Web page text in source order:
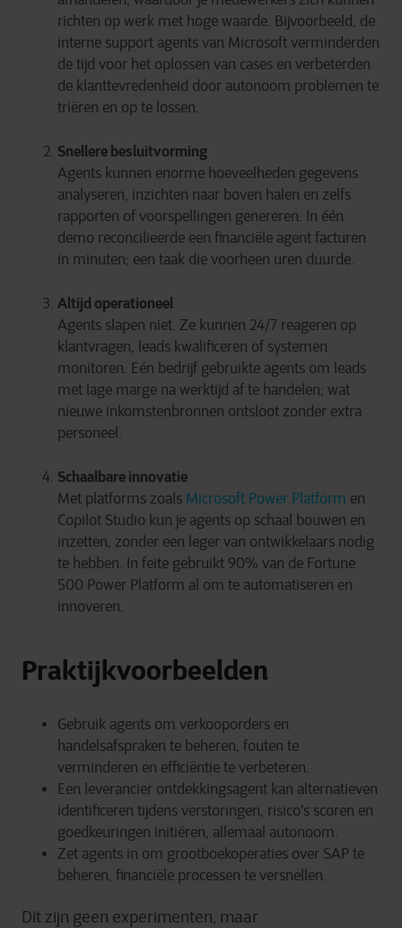
richten op werk met hoge waarde. Bijvoorbeeld, de
interne support agents van Microsoft verminderden
de tijd voor het oplossen van cases en verbeterden
de klanttevredenheid door autonoom problemen te
triëren en op te lossen.
Snellere besluitvorming
Agents kunnen enorme hoeveelheden gegevens
analyseren, inzichten naar boven halen en zelfs
rapporten of voorspellingen genereren. In één
demo reconcilieerde een financiële agent facturen
in minuten; een taak die voorheen uren duurde.
Altijd operationeel
Agents slapen niet. Ze kunnen 24/7 reageren op
klantvragen, leads kwalificeren of systemen
monitoren. Eén bedrijf gebruikte agents om leads
met lage marge na werktijd af te handelen; wat
nieuwe inkomstenbronnen ontsloot zonder extra
personeel.
Schaalbare innovatie
Met platforms zoals Microsoft Power Platform en
Copilot Studio kun je agents op schaal bouwen en
inzetten, zonder een leger van ontwikkelaars nodig
te hebben. In feite gebruikt 90% van de Fortune
500 Power Platform al om te automatiseren en
innoveren.
Praktijkvoorbeelden
Gebruik agents om verkooporders en
handelsafspraken te beheren, fouten te
verminderen en efficiëntie te verbeteren.
Een leverancier ontdekkingsagent kan alternatieven
identificeren tijdens verstoringen, risico's scoren en
goedkeuringen initiëren, allemaal autonoom.
Zet agents in om grootboekoperaties over SAP te
beheren, financiële processen te versnellen.
Dit zijn geen experimenten, maar